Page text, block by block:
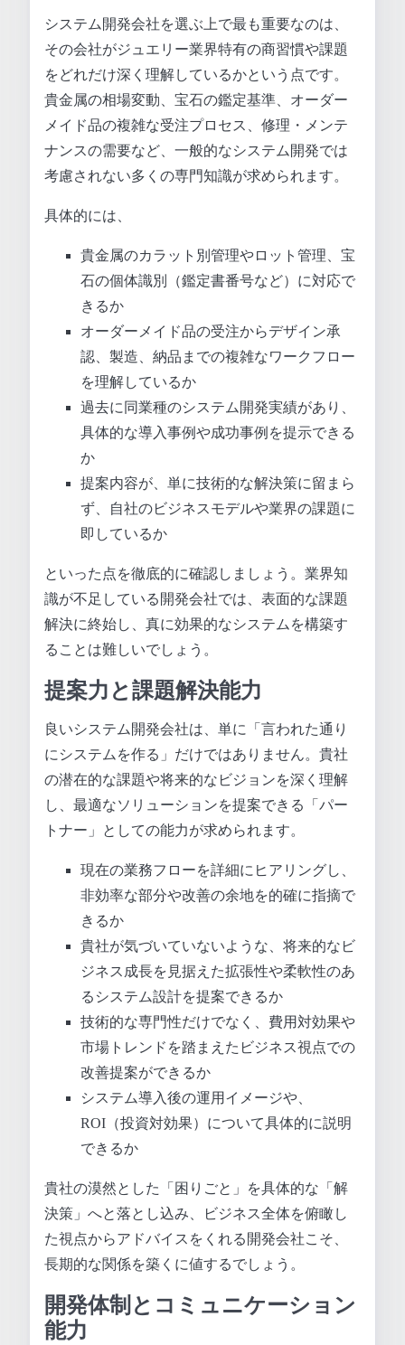
システム開発会社を選ぶ上で最も重要なのは、
その会社がジュエリー業界特有の商習慣や課題
をどれだけ深く理解しているかという点です。
貴金属の相場変動、宝石の鑑定基準、オーダー
メイド品の複雑な受注プロセス、修理・メンテ
ナンスの需要など、一般的なシステム開発では
考慮されない多くの専門知識が求められます。
具体的には、
貴金属のカラット別管理やロット管理、宝
石の個体識別（鑑定書番号など）に対応で
きるか
オーダーメイド品の受注からデザイン承
認、製造、納品までの複雑なワークフロー
を理解しているか
過去に同業種のシステム開発実績があり、
具体的な導入事例や成功事例を提示できる
か
提案内容が、単に技術的な解決策に留まら
ず、自社のビジネスモデルや業界の課題に
即しているか
といった点を徹底的に確認しましょう。業界知
識が不足している開発会社では、表面的な課題
解決に終始し、真に効果的なシステムを構築す
ることは難しいでしょう。
提案力と課題解決能力
良いシステム開発会社は、単に「言われた通り
にシステムを作る」だけではありません。貴社
の潜在的な課題や将来的なビジョンを深く理解
し、最適なソリューションを提案できる「パー
トナー」としての能力が求められます。
現在の業務フローを詳細にヒアリングし、
非効率な部分や改善の余地を的確に指摘で
きるか
貴社が気づいていないような、将来的なビ
ジネス成長を見据えた拡張性や柔軟性のあ
るシステム設計を提案できるか
技術的な専門性だけでなく、費用対効果や
市場トレンドを踏まえたビジネス視点での
改善提案ができるか
システム導入後の運用イメージや、
ROI（投資対効果）について具体的に説明
できるか
貴社の漠然とした「困りごと」を具体的な「解
決策」へと落とし込み、ビジネス全体を俯瞰し
た視点からアドバイスをくれる開発会社こそ、
長期的な関係を築くに値するでしょう。
開発体制とコミュニケーション
能力